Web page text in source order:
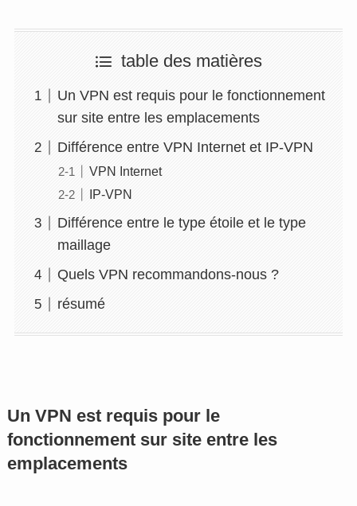
table des matières
Un VPN est requis pour le fonctionnement
sur site entre les emplacements
Différence entre VPN Internet et IP-VPN
VPN Internet
IP-VPN
Différence entre le type étoile et le type
maillage
Quels VPN recommandons-nous ?
résumé
Un VPN est requis pour le
fonctionnement sur site entre les
emplacements